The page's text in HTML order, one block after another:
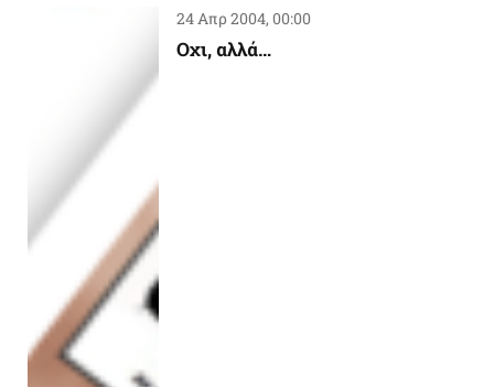
24 Απρ 2004, 00:00
Oχι, αλλά…